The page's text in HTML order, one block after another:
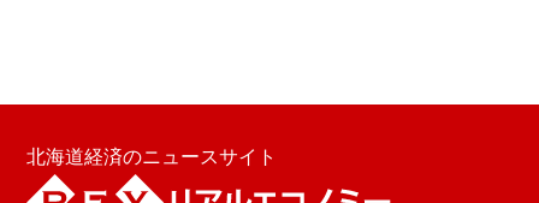
北海道経済のニュースサイト